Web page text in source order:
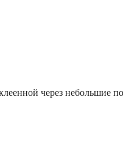
через